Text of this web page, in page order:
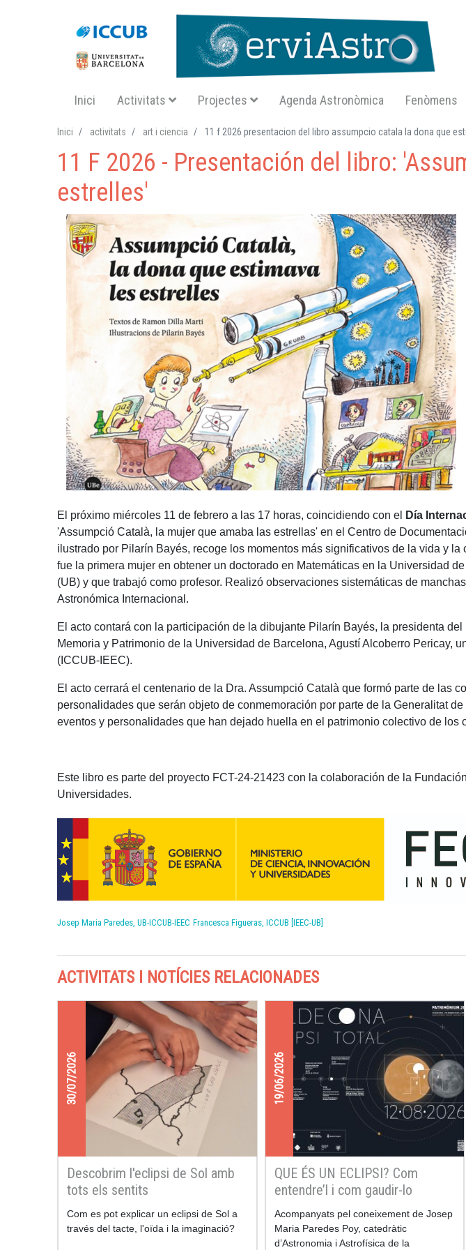
Navegació principal SA
Inici Activitats Projectes Agenda Astronòmica Fenòmens
Inici activitats art i ciencia 11 f 2026 presentacion del libro assumpcio catala la dona que
11 F 2026 - Presentación del libro:
estrelles'
El próximo miércoles 11 de febrero a las 17 horas, coincidiendo con el Día
'Assumpció Català, la mujer que amaba las estrellas' en el Centro de
ilustrado por Pilarín Bayés, recoge los momentos más significativos de la vida y
fue la primera mujer en obtener un doctorado en Matemáticas en la Universidad
(UB) y que trabajó como profesor. Realizó observaciones sistemáticas de
Astronómica Internacional.
El acto contará con la participación de la dibujante Pilarín Bayés, la presidenta
Memoria y Patrimonio de la Universidad de Barcelona, ​​Agustí Alcoberro Pericay,
(ICCUB-IEEC).
El acto cerrará el centenario de la Dra. Assumpció Català que formó parte de las
personalidades que serán objeto de conmemoración por parte de la Generalitat
eventos y personalidades que han dejado huella en el patrimonio colectivo de los
Este libro es parte del proyecto FCT-24-21423 con la colaboración de la
Universidades.
Josep Maria Paredes, UB-ICCUB-IEEC Francesca Figueras, ICCUB [IEEC-UB]
ACTIVITATS I NOTÍCIES RELACIONADES
30/07/2026
Descobrim l'eclipsi de Sol amb
tots els sentits
Com es pot explicar un eclipsi de Sol a
través del tacte, l'oïda i la imaginació?
19/06/2026
QUE ÉS UN ECLIPSI? Com
entendre’l i com gaudir-lo
Acompanyats pel coneixement de Josep
Maria Paredes Poy, catedràtic
d’Astronomia i Astrofísica de la